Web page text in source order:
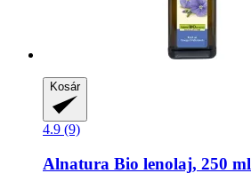
Kosár
4.9 (9)
Alnatura Bio lenolaj, 250 ml